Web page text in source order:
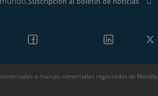
o marcas comerciales registradas de Moodle